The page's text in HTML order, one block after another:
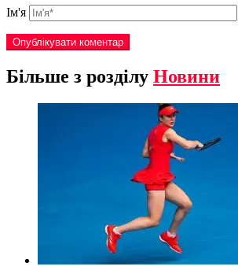
Ім'я
Більше з розділу Новини